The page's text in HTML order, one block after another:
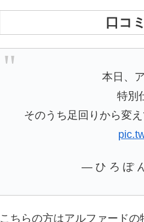
口コ
本日、
特別
そのうち足回りから変え
— ひ ろ ぽ
こちらの方はアルファード